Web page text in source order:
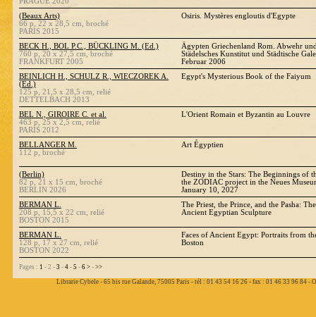
(Beaux Arts)
66 p, 22 x 28,5 cm, broché
PARIS 2015
Osiris. Mystères engloutis d'Egypte
BECK H., BOL P.C., BÜCKLING M. (Ed.)
760 p, 20 x 27,5 cm, broché
FRANKFURT 2005
Ägypten Griechenland Rom. Abwehr
Städelsches Kunstitut und Städtische
Februar 2006
BEINLICH H., SCHULZ R., WIECZOREK A.
(Ed.)
125 p, 21,5 x 28,5 cm, relié
DETTELBACH 2013
Egypt's Mysterious Book of the Faiyum
BEL N., GIROIRE C. et al.
463 p, 25 x 2,5 cm, relié
PARIS 2012
L'Orient Romain et Byzantin au Louvre
BELLANGER M.
112 p, broché
Art Égyptien
(Berlin)
82 p, 21 x 15 cm, broché
BERLIN 2026
Destiny in the Stars: The Beginnings of
the ZODIAC project in the Neues
January 10, 2027
BERMAN L.
208 p, 15,5 x 22 cm, relié
BOSTON 2015
The Priest, the Prince, and the Pasha:
Ancient Egyptian Sculpture
BERMAN L.
128 p, 17 x 27 cm, relié
BOSTON 2022
Faces of Ancient Egypt: Portraits from
Boston
Pages : 1 - 2 - 3 - 4 - 5 - 6 > - >>
Librarie Cybele - 65 bis rue Galande, 75005 Paris - tél : 01 43 54 16 26 - fax : 01 46 33 96 84